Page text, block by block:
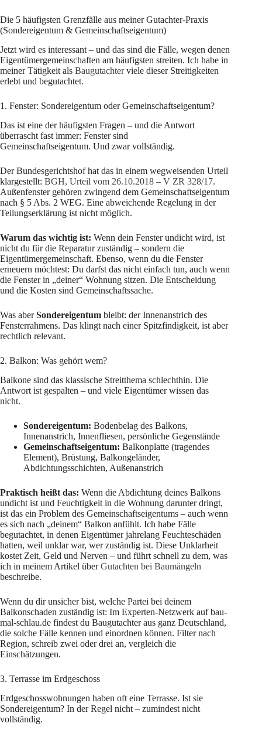
Die 5 häufigsten Grenzfälle aus meiner Gutachter-Praxis
(Sondereigentum & Gemeinschaftseigentum)
Jetzt wird es interessant – und das sind die Fälle, wegen denen
Eigentümergemeinschaften am häufigsten streiten. Ich habe in
meiner Tätigkeit als Baugutachterviele dieser Streitigkeiten
erlebt und begutachtet.
1. Fenster: Sondereigentum oder Gemeinschaftseigentum?
Das ist eine der häufigsten Fragen – und die Antwort
überrascht fast immer: Fenster sind
Gemeinschaftseigentum. Und zwar vollständig.
Der Bundesgerichtshof hat das in einem wegweisenden Urteil
klargestellt: BGH, Urteil vom 26.10.2018 – V ZR 328/17.
Außenfenster gehören zwingend dem Gemeinschaftseigentum
nach § 5 Abs. 2 WEG. Eine abweichende Regelung in der
Teilungserklärung ist nicht möglich.
Warum das wichtig ist: Wenn dein Fenster undicht wird, ist
nicht du für die Reparatur zuständig – sondern die
Eigentümergemeinschaft. Ebenso, wenn du die Fenster
erneuern möchtest: Du darfst das nicht einfach tun, auch wenn
die Fenster in „deiner“ Wohnung sitzen. Die Entscheidung
und die Kosten sind Gemeinschaftssache.
Was aberSondereigentum bleibt: der Innenanstrich des
Fensterrahmens. Das klingt nach einer Spitzfindigkeit, ist aber
rechtlich relevant.
2. Balkon: Was gehört wem?
Balkone sind das klassische Streitthema schlechthin. Die
Antwort ist gespalten – und viele Eigentümer wissen das
nicht.
Sondereigentum: Bodenbelag des Balkons,
Innenanstrich, Innenfliesen, persönliche Gegenstände
Gemeinschaftseigentum: Balkonplatte (tragendes
Element), Brüstung, Balkongeländer,
Abdichtungsschichten, Außenanstrich
Praktisch heißt das: Wenn die Abdichtung deines Balkons
undicht ist und Feuchtigkeit in die Wohnung darunter dringt,
ist das ein Problem des Gemeinschaftseigentums – auch wenn
es sich nach „deinem“ Balkon anfühlt. Ich habe Fälle
begutachtet, in denen Eigentümer jahrelang Feuchteschäden
hatten, weil unklar war, wer zuständig ist. Diese Unklarheit
kostet Zeit, Geld und Nerven – und führt schnell zu dem, was
ich in meinem Artikel überGutachten bei Baumängeln
beschreibe.
Wenn du dir unsicher bist, welche Partei bei deinem
Balkonschaden zuständig ist: Im Experten-Netzwerk auf bau-
mal-schlau.de findest du Baugutachter aus ganz Deutschland,
die solche Fälle kennen und einordnen können. Filter nach
Region, schreib zwei oder drei an, vergleich die
Einschätzungen.
3. Terrasse im Erdgeschoss
Erdgeschosswohnungen haben oft eine Terrasse. Ist sie
Sondereigentum? In der Regel nicht – zumindest nicht
vollständig.